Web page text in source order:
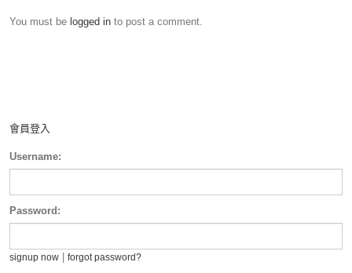
You must be logged in to post a comment.
會員登入
Username:
Password:
signup now forgot password?